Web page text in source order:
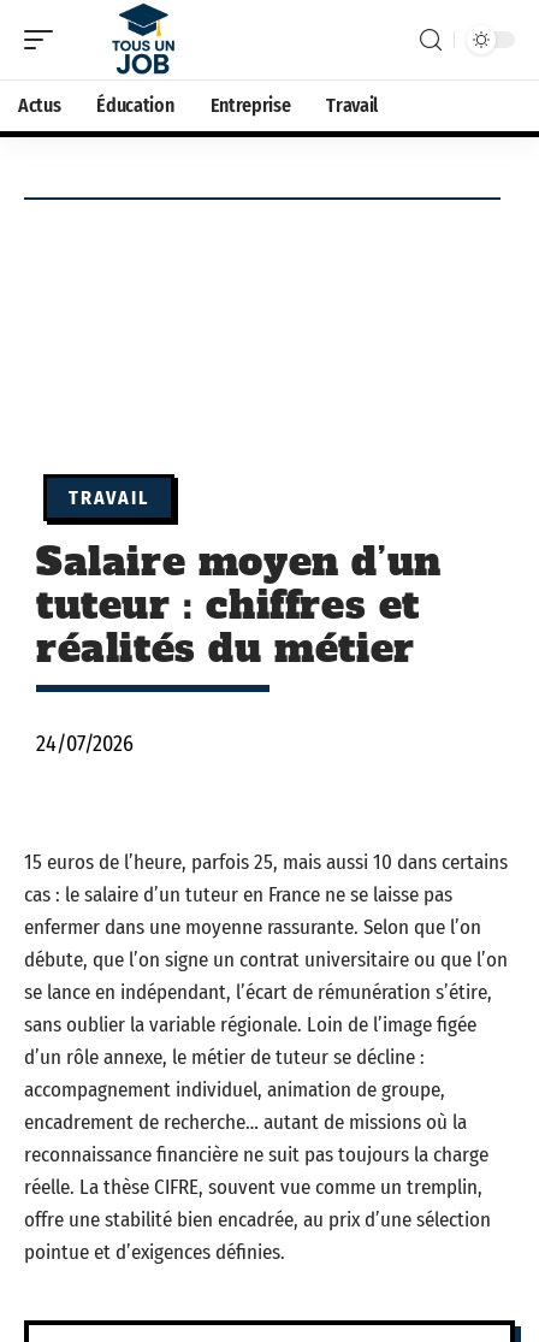
Actus Éducation Entreprise Travail
TRAVAIL
Salaire moyen d’un
tuteur : chiffres et
réalités du métier
24/07/2026
15 euros de l’heure, parfois 25, mais aussi 10 dans certains
cas : le salaire d’un tuteur en France ne se laisse pas
enfermer dans une moyenne rassurante. Selon que l’on
débute, que l’on signe un contrat universitaire ou que l’on
se lance en indépendant, l’écart de rémunération s’étire,
sans oublier la variable régionale. Loin de l’image figée
d’un rôle annexe, le métier de tuteur se décline :
accompagnement individuel, animation de groupe,
encadrement de recherche… autant de missions où la
reconnaissance financière ne suit pas toujours la charge
réelle. La thèse CIFRE, souvent vue comme un tremplin,
offre une stabilité bien encadrée, au prix d’une sélection
pointue et d’exigences définies.